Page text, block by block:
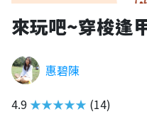
來玩吧~穿梭逢
惠碧陳
4.9 ★★★★★ (14)